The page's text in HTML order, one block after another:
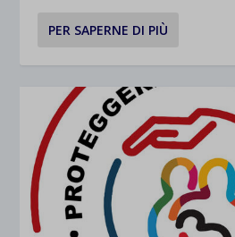
PER SAPERNE DI PIÙ